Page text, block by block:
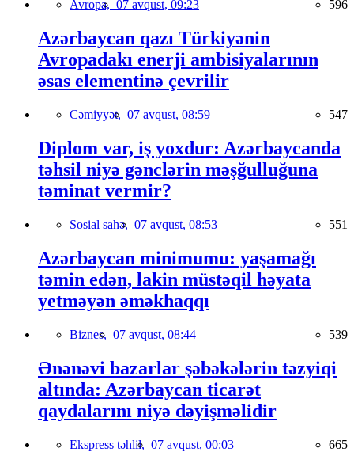
Avropa, 07 avqust, 09:23 596
Azərbaycan qazı Türkiyənin
Avropadakı enerji ambisiyalarının
əsas elementinə çevrilir
Cəmiyyət, 07 avqust, 08:59 547
Diplom var, iş yoxdur: Azərbaycanda
təhsil niyə gənclərin məşğulluğuna
təminat vermir?
Sosial sahə, 07 avqust, 08:53 551
Azərbaycan minimumu: yaşamağı
təmin edən, lakin müstəqil həyata
yetməyən əməkhaqqı
Biznes, 07 avqust, 08:44 539
Ənənəvi bazarlar şəbəkələrin təzyiqi
altında: Azərbaycan ticarət
qaydalarını niyə dəyişməlidir
Ekspress təhlil, 07 avqust, 00:03 665